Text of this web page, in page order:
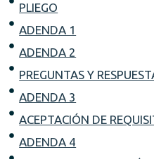
PLIEGO
ADENDA 1
ADENDA 2
PREGUNTAS Y
ADENDA 3
ACEPTACIÓN DE
ADENDA 4